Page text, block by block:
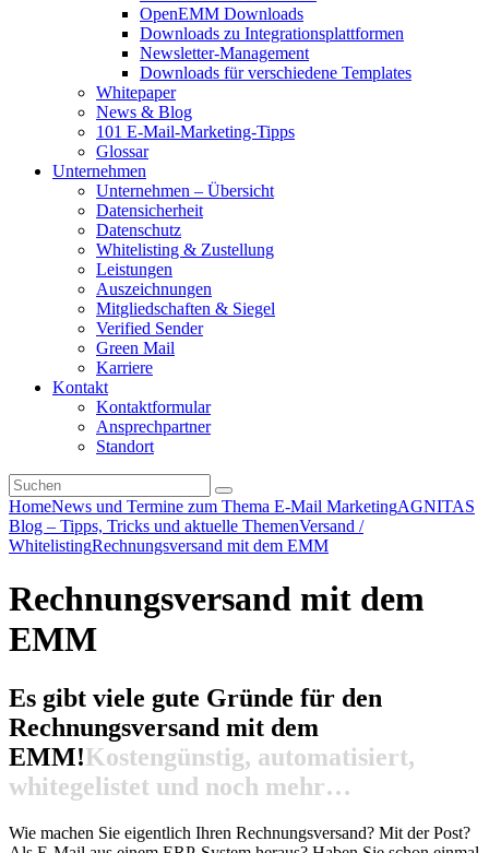
OpenEMM Downloads
Downloads zu Integrationsplattformen
Newsletter-Management
Downloads für verschiedene Templates
Whitepaper
News & Blog
101 E-Mail-Marketing-Tipps
Glossar
Unternehmen
Unternehmen – Übersicht
Datensicherheit
Datenschutz
Whitelisting & Zustellung
Leistungen
Auszeichnungen
Mitgliedschaften & Siegel
Verified Sender
Green Mail
Karriere
Kontakt
Kontaktformular
Ansprechpartner
Standort
HomeNews und Termine zum Thema E-Mail MarketingAGNITAS
Blog – Tipps, Tricks und aktuelle ThemenVersand /
WhitelistingRechnungsversand mit dem EMM
Rechnungsversand mit dem
EMM
Es gibt viele gute Gründe für den
Rechnungsversand mit dem
EMM!Kostengünstig, automatisiert,
whitegelistet und noch mehr…
Wie machen Sie eigentlich Ihren Rechnungsversand? Mit der Post?